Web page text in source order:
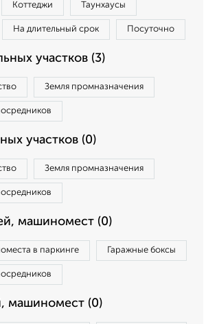
Коттеджи Таунхаусы
На длительный срок Посуточно
участков (3)
Земля промназначения
участков (0)
Земля промназначения
машиномест (0)
в паркинге Гаражные боксы
машиномест (0)